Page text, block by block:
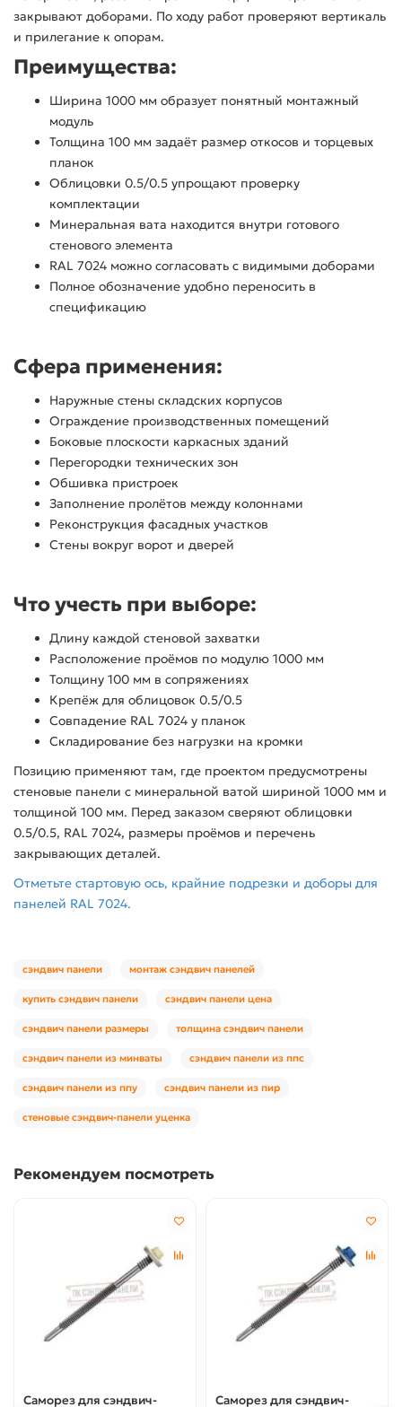
закрывают доборами. По ходу работ проверяют вертикаль
и прилегание к опорам.
Преимущества:
Ширина 1000 мм образует понятный монтажный
модуль
Толщина 100 мм задаёт размер откосов и торцевых
планок
Облицовки 0.5/0.5 упрощают проверку
комплектации
Минеральная вата находится внутри готового
стенового элемента
RAL 7024 можно согласовать с видимыми доборами
Полное обозначение удобно переносить в
спецификацию
Сфера применения:
Наружные стены складских корпусов
Ограждение производственных помещений
Боковые плоскости каркасных зданий
Перегородки технических зон
Обшивка пристроек
Заполнение пролётов между колоннами
Реконструкция фасадных участков
Стены вокруг ворот и дверей
Что учесть при выборе:
Длину каждой стеновой захватки
Расположение проёмов по модулю 1000 мм
Толщину 100 мм в сопряжениях
Крепёж для облицовок 0.5/0.5
Совпадение RAL 7024 у планок
Складирование без нагрузки на кромки
Позицию применяют там, где проектом предусмотрены
стеновые панели с минеральной ватой шириной 1000 мм и
толщиной 100 мм. Перед заказом сверяют облицовки
0.5/0.5, RAL 7024, размеры проёмов и перечень
закрывающих деталей.
Отметьте стартовую ось, крайние подрезки и доборы для
панелей RAL 7024.
сэндвич панели монтаж сэндвич панелей
купить сэндвич панели сэндвич панели цена
сэндвич панели размеры толщина сэндвич панели
сэндвич панели из минваты сэндвич панели из ппс
сэндвич панели из ппу сэндвич панели из пир
стеновые сэндвич-панели уценка
Рекомендуем посмотреть
Саморез для сэндвич-
Саморез для сэндвич-